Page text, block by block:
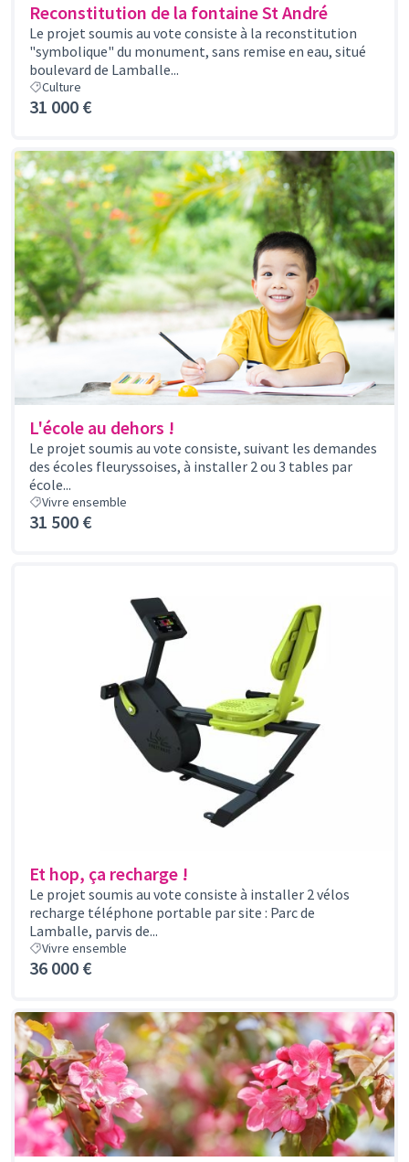
Reconstitution de la fontaine St André
Le projet soumis au vote consiste à la reconstitution
"symbolique" du monument, sans remise en eau, situé
boulevard de Lamballe...
Culture
31 000 €
L'école au dehors !
Le projet soumis au vote consiste, suivant les demandes
des écoles fleuryssoises, à installer 2 ou 3 tables par
école...
Vivre ensemble
31 500 €
Et hop, ça recharge !
Le projet soumis au vote consiste à installer 2 vélos
recharge téléphone portable par site : Parc de
Lamballe, parvis de...
Vivre ensemble
36 000 €